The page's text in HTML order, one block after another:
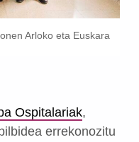
Arloko eta Euskara
Ospitalariak,
errekonozitu